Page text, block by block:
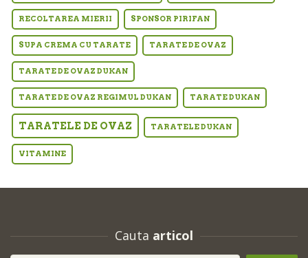
RECOLTAREA MIERII SPONSOR PIRIFAN
SUPA CREMA CU TARATE TARATE DE OVAZ
TARATE DE OVAZ DUKAN
TARATE DE OVAZ REGIMUL DUKAN TARATE DUKAN
TARATELE DE OVAZ TARATELE DUKAN
VITAMINE
Cauta articol